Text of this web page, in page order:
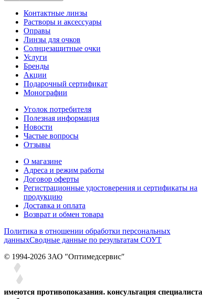
Контактные линзы
Растворы и аксессуары
Оправы
Линзы для очков
Солнцезащитные очки
Услуги
Бренды
Акции
Подарочный сертификат
Монографии
Уголок потребителя
Полезная информация
Новости
Частые вопросы
Отзывы
О магазине
Адреса и режим работы
Договор оферты
Регистрационные удостоверения и сертификаты на
продукцию
Доставка и оплата
Возврат и обмен товара
Политика в отношении обработки персональных
данныхСводные данные по результатам СОУТ
© 1994-2026 ЗАО ″Оптимедсервис″
имеются противопоказания. консультация специалиста